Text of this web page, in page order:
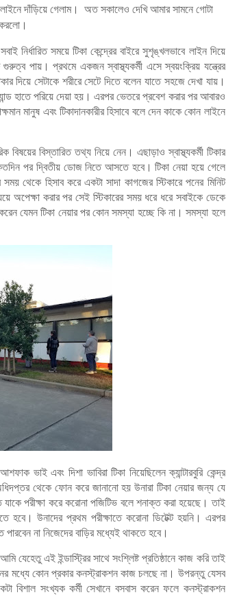
দাঁড়িয়ে গেলাম।
অত সকালেও দেখি আমার সামনে গোটা
নির্ধারিত সময়ে টিকা কেন্দ্রের বাইরে সুশৃঙ্খলভাবে লাইন দিয়ে
পায়। প্রথমে একজন স্বাস্থ্যকর্মী এসে স্বয়ংক্রিয় যন্ত্রের
দিয়ে সেটাকে শরীরে সেটে দিতে বলেন যাতে সহজে দেখা যায়।
হাতে পরিয়ে দেয়া হয়। এরপর ভেতরে প্রবেশ করার পর আবারও
মানুষ এবং টিকাদানকারীর হিসাবে বলে দেন কাকে কোন লাইনে
বিষয়ের বিস্তারিত তথ্য নিয়ে নেন। এছাড়াও স্বাস্থ্যকর্মী টিকার
পর দ্বিতীয় ডোজ নিতে আসতে হবে। টিকা নেয়া হয়ে গেলে
থেকে হিসাব করে একটা সাদা কাগজের স্টিকারে পনের মিনিট
অপেক্ষা করার পর সেই স্টিকারের সময় ধরে ধরে সবাইকে ডেকে
যেমন টিকা নেয়ার পর কোন সমস্যা হচ্ছে কি না। সমস্যা হলে
ভাই এবং দিশা ভাবিরা টিকা নিয়েছিলেন ক্যান্টারবুরি কেন্দ্র
থেকে ফোন করে জানানো হয় উনারা টিকা নেয়ার জন্য যে
পরীক্ষা করে করোনা পজিটিভ বলে শনাক্ত করা হয়েছে। তাই
উনাদের প্রথম পরীক্ষাতে করোনা ডিটেক্ট হয়নি। এরপর
না নিজেদের বাড়ির মধ্যেই থাকতে হবে।
যেহেতু এই ইন্ডাস্ট্রির সাথে সংশ্লিষ্ট প্রতিষ্ঠানে কাজ করি তাই
মধ্যে কোন প্রকার কনস্ট্রাকশন কাজ চলছে না। উপরন্তু যেসব
বিশাল সংখ্যক কর্মী সেখানে বসবাস করেন ফলে কনস্ট্রাকশন